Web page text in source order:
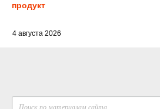
продукт
4 августа 2026